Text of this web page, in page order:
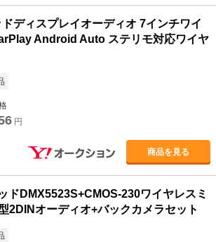
ディスプレイオーディオ 7インチワイ
Android Auto ステリモ対応ワイヤ
円
商品を見る
ドDMX5523S+CMOS-230ワイヤレスミ
2DINオーディオ+バックカメラセット